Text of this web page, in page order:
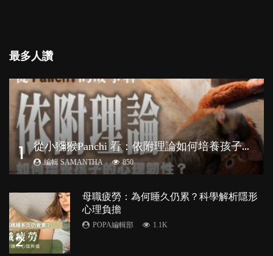
最多人讚
1 從
小獼猴Panchi 看：依附理論如何培養孩子心理韌性？
編輯 SAMANTHA 850
2
母職疲勞：為何睡久仍累？科學解析隱形
心理負擔
POPA編輯部 1.1K